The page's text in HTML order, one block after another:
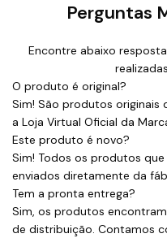
Perguntas
Encontre abaixo
O produto é original?
Sim! São produtos originais
a Loja Virtual Oficial da
Este produto é novo?
Sim! Todos os produtos
enviados diretamente da
Tem a pronta entrega?
Sim, os produtos
de distribuição. Contamos